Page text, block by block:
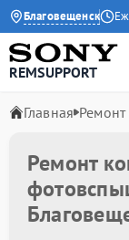
Благовещенск
4.9 на Яндекс
REMSUPPORT
Главная
Ремонт